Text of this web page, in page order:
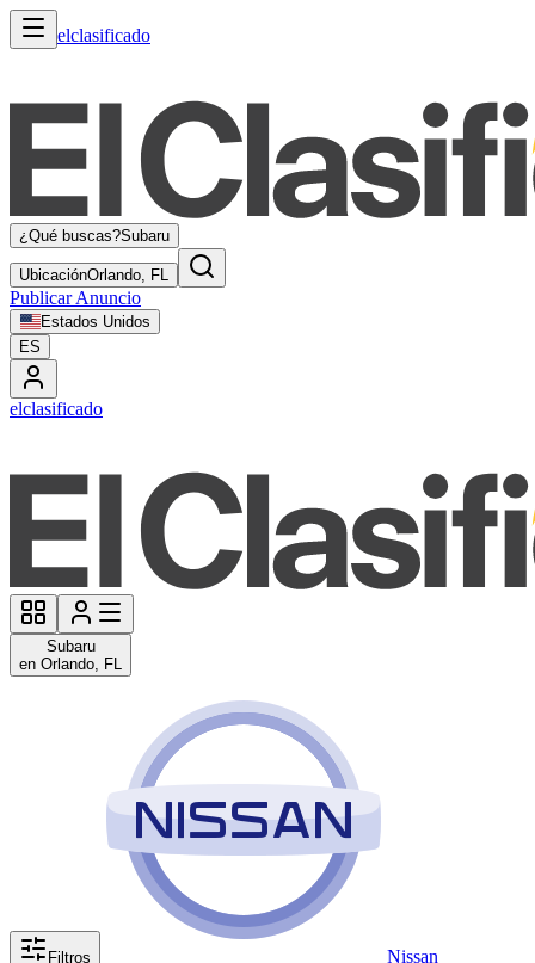
elclasificado
¿Qué buscas?Subaru
UbicaciónOrlando, FL
Publicar Anuncio
Estados Unidos
ES
elclasificado
Subaru
en Orlando, FL
Filtros Nissan